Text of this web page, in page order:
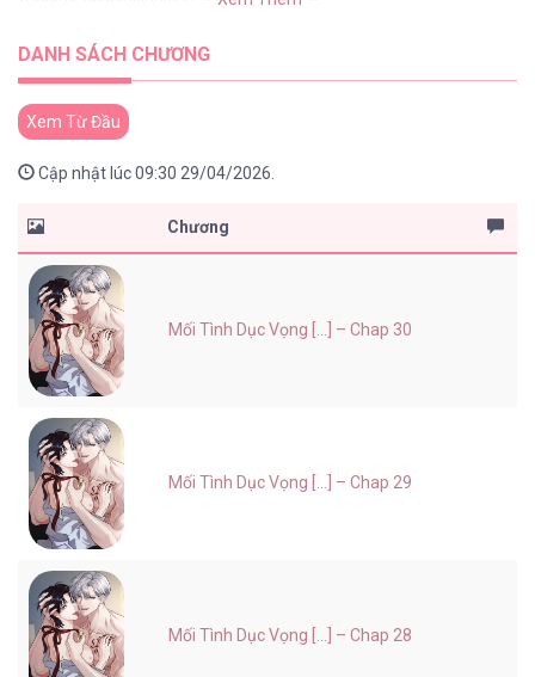
DANH SÁCH CHƯƠNG
Xem Từ Đầu
Cập nhật lúc 09:30 29/04/2026.
Chương
Mối Tình Dục Vọng [...] – Chap 30
Mối Tình Dục Vọng [...] – Chap 29
Mối Tình Dục Vọng [...] – Chap 28